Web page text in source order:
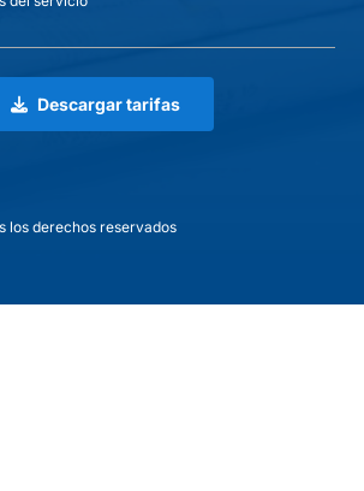
Descargar tarifas
los derechos reservados